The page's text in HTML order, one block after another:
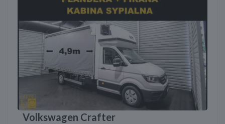
Volkswagen Crafter